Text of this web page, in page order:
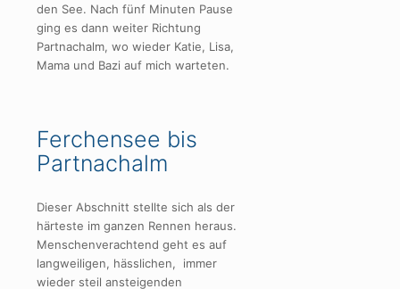
den See. Nach fünf Minuten Pause
ging es dann weiter Richtung
Partnachalm, wo wieder Katie, Lisa,
Mama und Bazi auf mich warteten.
Ferchensee bis
Partnachalm
Dieser Abschnitt stellte sich als der
härteste im ganzen Rennen heraus.
Menschenverachtend geht es auf
langweiligen, hässlichen, immer
wieder steil ansteigenden